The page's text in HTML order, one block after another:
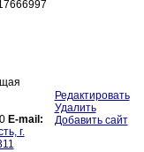
E-mail:
г.
Редактировать
Удалить
Добавить сайт